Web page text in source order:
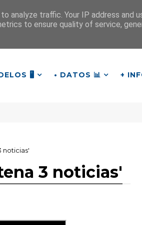
🖥️ • DATOS 📊 +
noticias'
3 noticias'
analyze traffic. Your IP address and
to ensure quality of service,